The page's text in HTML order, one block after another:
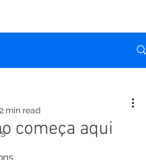
começa aqui
2 min read